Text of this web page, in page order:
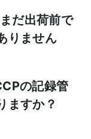
だ出荷前で
りません
の記録管
ますか？